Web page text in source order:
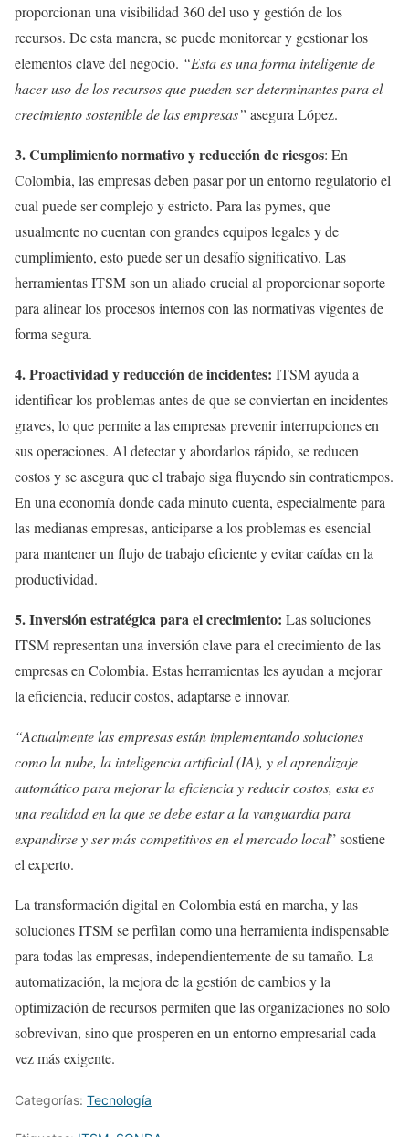
proporcionan una visibilidad 360 del uso y gestión de los
recursos. De esta manera, se puede monitorear y gestionar los
elementos clave del negocio. “Esta es una forma inteligente de
hacer uso de los recursos que pueden ser determinantes para el
crecimiento sostenible de las empresas” asegura López.
3. Cumplimiento normativo y reducción de riesgos: En
Colombia, las empresas deben pasar por un entorno regulatorio el
cual puede ser complejo y estricto. Para las pymes, que
usualmente no cuentan con grandes equipos legales y de
cumplimiento, esto puede ser un desafío significativo. Las
herramientas ITSM son un aliado crucial al proporcionar soporte
para alinear los procesos internos con las normativas vigentes de
forma segura.
4. Proactividad y reducción de incidentes: ITSM ayuda a
identificar los problemas antes de que se conviertan en incidentes
graves, lo que permite a las empresas prevenir interrupciones en
sus operaciones. Al detectar y abordarlos rápido, se reducen
costos y se asegura que el trabajo siga fluyendo sin contratiempos.
En una economía donde cada minuto cuenta, especialmente para
las medianas empresas, anticiparse a los problemas es esencial
para mantener un flujo de trabajo eficiente y evitar caídas en la
productividad.
5. Inversión estratégica para el crecimiento: Las soluciones
ITSM representan una inversión clave para el crecimiento de las
empresas en Colombia. Estas herramientas les ayudan a mejorar
la eficiencia, reducir costos, adaptarse e innovar.
“Actualmente las empresas están implementando soluciones
como la nube, la inteligencia artificial (IA), y el aprendizaje
automático para mejorar la eficiencia y reducir costos, esta es
una realidad en la que se debe estar a la vanguardia para
expandirse y ser más competitivos en el mercado local” sostiene
el experto.
La transformación digital en Colombia está en marcha, y las
soluciones ITSM se perfilan como una herramienta indispensable
para todas las empresas, independientemente de su tamaño. La
automatización, la mejora de la gestión de cambios y la
optimización de recursos permiten que las organizaciones no solo
sobrevivan, sino que prosperen en un entorno empresarial cada
vez más exigente.
Categorías: Tecnología